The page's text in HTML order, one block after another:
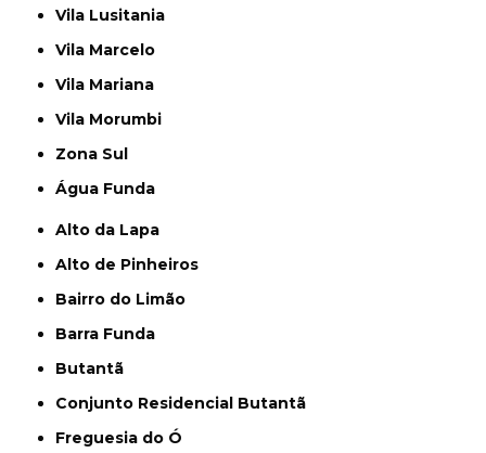
Vila Lusitania
Vila Marcelo
Vila Mariana
Vila Morumbi
Zona Sul
Água Funda
Alto da Lapa
Alto de Pinheiros
Bairro do Limão
Barra Funda
Butantã
Conjunto Residencial Butantã
Freguesia do Ó